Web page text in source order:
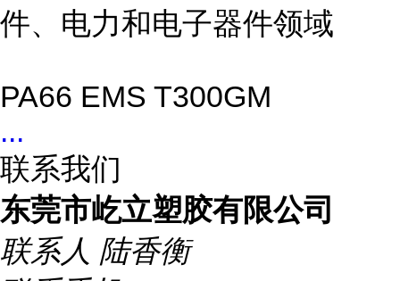
件、电力和电子器件领域
PA66 EMS T300GM
...
联系我们
东莞市屹立塑胶有限公司
联系人 陆香衡